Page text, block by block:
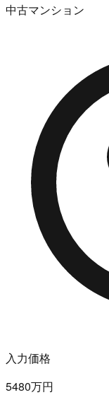
中古マンション
入力価格
5480万円